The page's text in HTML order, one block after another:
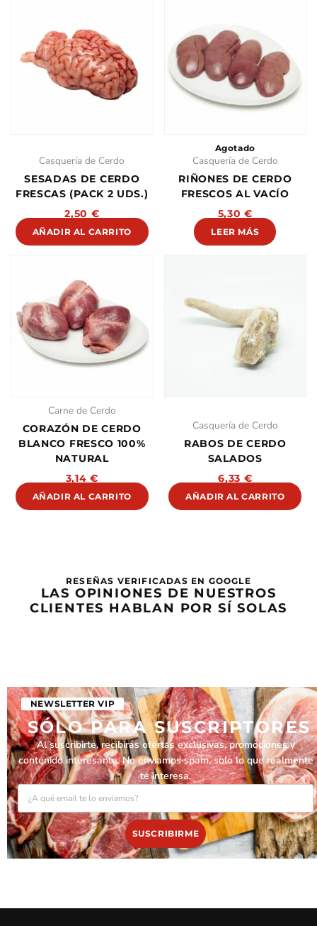
Casquería de Cerdo
SESADAS DE CERDO
FRESCAS (PACK 2 UDS.)
2,50 €
AÑADIR AL CARRITO
Agotado
Casquería de Cerdo
RIÑONES DE CERDO
FRESCOS AL VACÍO
5,30€
LEER MÁS
Carne de Cerdo
CORAZÓN DE CERDO
BLANCO FRESCO 100%
NATURAL
3,14€
AÑADIR AL CARRITO
Casquería de Cerdo
RABOS DE CERDO
SALADOS
6,33 €
AÑADIR AL CARRITO
RESEÑAS VERIFICADAS EN GOOGLE
LAS OPINIONES DE NUESTROS
CLIENTES HABLAN POR SÍ SOLAS
NEWSLETTER VIP
SÓLO PARA SUSCRIPTORES
Al suscribirte, recibirás ofertas exclusivas, promociones y
contenido interesante. No enviamos spam, solo lo que realmente
te interesa.
EMAIL
SUSCRIBIRME